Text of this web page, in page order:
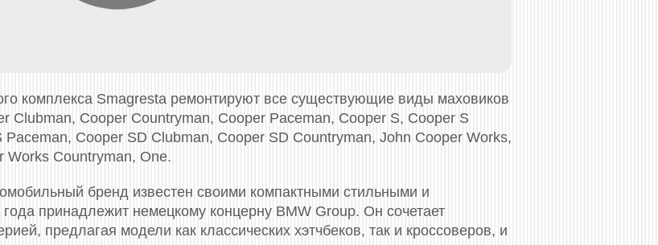
комплекса Smagresta ремонтируют все существующие виды маховиков
Clubman, Cooper Countryman, Cooper Paceman, Cooper S, Cooper S
Cooper SD Clubman, Cooper SD Countryman, John Cooper Works,
Works Countryman, One.
бренд известен своими компактными стильными и
принадлежит немецкому концерну BMW Group. Он сочетает
предлагая модели как классических хэтчбеков, так и кроссоверов, и